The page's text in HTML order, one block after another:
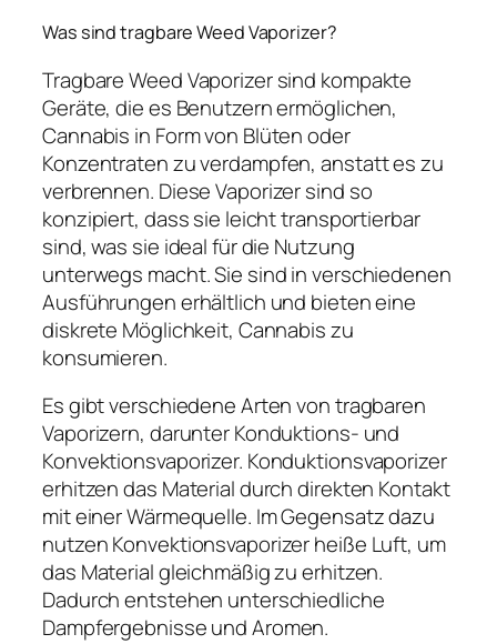
Was sind tragbare Weed Vaporizer?
Tragbare Weed Vaporizer sind kompakte
Geräte, die es Benutzern ermöglichen,
Cannabis in Form von Blüten oder
Konzentraten zu verdampfen, anstatt es zu
verbrennen. Diese Vaporizer sind so
konzipiert, dass sie leicht transportierbar
sind, was sie ideal für die Nutzung
unterwegs macht. Sie sind in verschiedenen
Ausführungen erhältlich und bieten eine
diskrete Möglichkeit, Cannabis zu
konsumieren.
Es gibt verschiedene Arten von tragbaren
Vaporizern, darunter Konduktions- und
Konvektionsvaporizer. Konduktionsvaporizer
erhitzen das Material durch direkten Kontakt
mit einer Wärmequelle. Im Gegensatz dazu
nutzen Konvektionsvaporizer heiße Luft, um
das Material gleichmäßig zu erhitzen.
Dadurch entstehen unterschiedliche
Dampfergebnisse und Aromen.